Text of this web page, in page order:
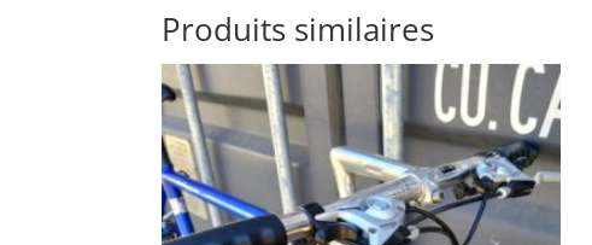
Produits similaires